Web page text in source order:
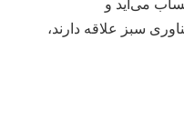
سبز علاقه دارند،